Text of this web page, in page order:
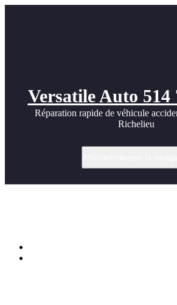
Versatile Auto 514
Réparation rapide de véhicule
Richelieu